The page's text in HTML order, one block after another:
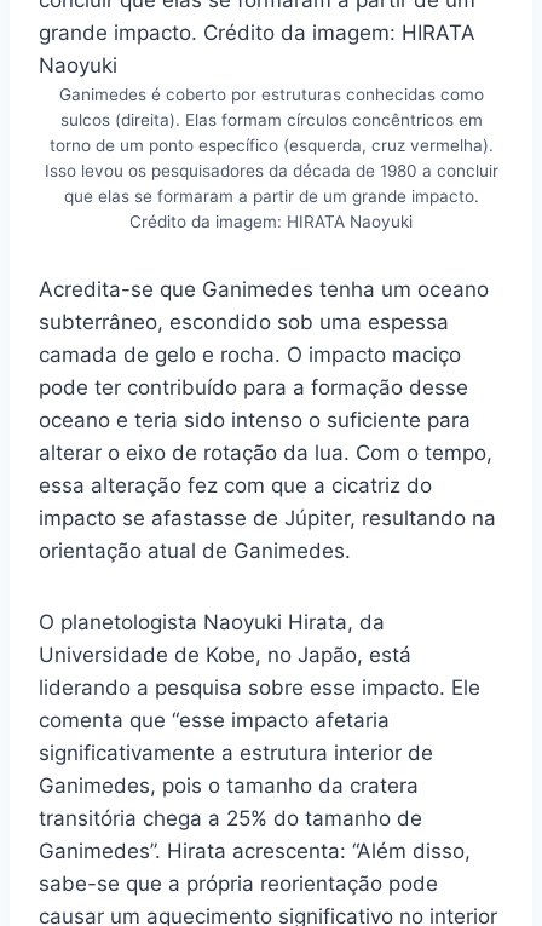
Ganimedes é coberto por estruturas conhecidas como
sulcos (direita). Elas formam círculos concêntricos em
torno de um ponto específico (esquerda, cruz vermelha).
Isso levou os pesquisadores da década de 1980 a concluir
que elas se formaram a partir de um grande impacto.
Crédito da imagem: HIRATA Naoyuki
Acredita-se que Ganimedes tenha um oceano
subterrâneo, escondido sob uma espessa
camada de gelo e rocha. O impacto maciço
pode ter contribuído para a formação desse
oceano e teria sido intenso o suficiente para
alterar o eixo de rotação da lua. Com o tempo,
essa alteração fez com que a cicatriz do
impacto se afastasse de Júpiter, resultando na
orientação atual de Ganimedes.
O planetologista Naoyuki Hirata, da
Universidade de Kobe, no Japão, está
liderando a pesquisa sobre esse impacto. Ele
comenta que “esse impacto afetaria
significativamente a estrutura interior de
Ganimedes, pois o tamanho da cratera
transitória chega a 25% do tamanho de
Ganimedes”. Hirata acrescenta: “Além disso,
sabe-se que a própria reorientação pode
causar um aquecimento significativo no interior